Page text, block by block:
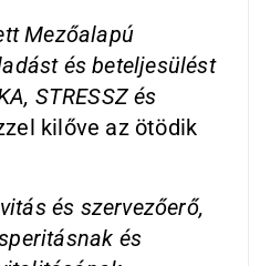
Mezőalapú
és beteljesülést
STRESSZ és
kilőve az ötödik
és szervezőerő,
és